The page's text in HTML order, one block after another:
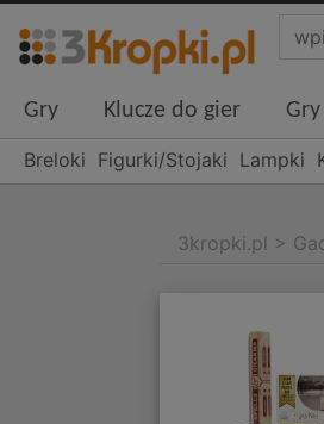
Gry Klucze do gier
Breloki Figurki/Stojaki Lampki
3kropki.pl >